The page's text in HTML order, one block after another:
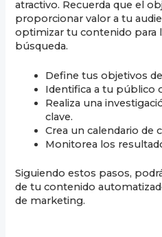
atractivo. Recuerda que el
proporcionar valor a tu
optimizar tu contenido para
búsqueda.
Define tus objetivos
Identifica a tu público
Realiza una
clave.
Crea un calendario de
Monitorea los
Siguiendo estos pasos,
de tu contenido
de marketing.